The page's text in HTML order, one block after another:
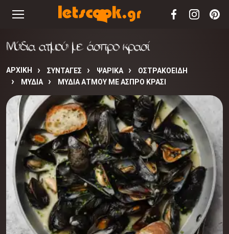
Μύδια ατμού με άσπρο κρασί
ΑΡΧΙΚΉ ΣΥΝΤΑΓΈΣ ΨΑΡΙΚΑ
ΟΣΤΡΑΚΟΕΙΔΗ
ΜΥΔΙΑ
ΜΎΔΙΑ ΑΤΜΟΎ ΜΕ ΆΣΠΡΟ ΚΡΑΣΊ